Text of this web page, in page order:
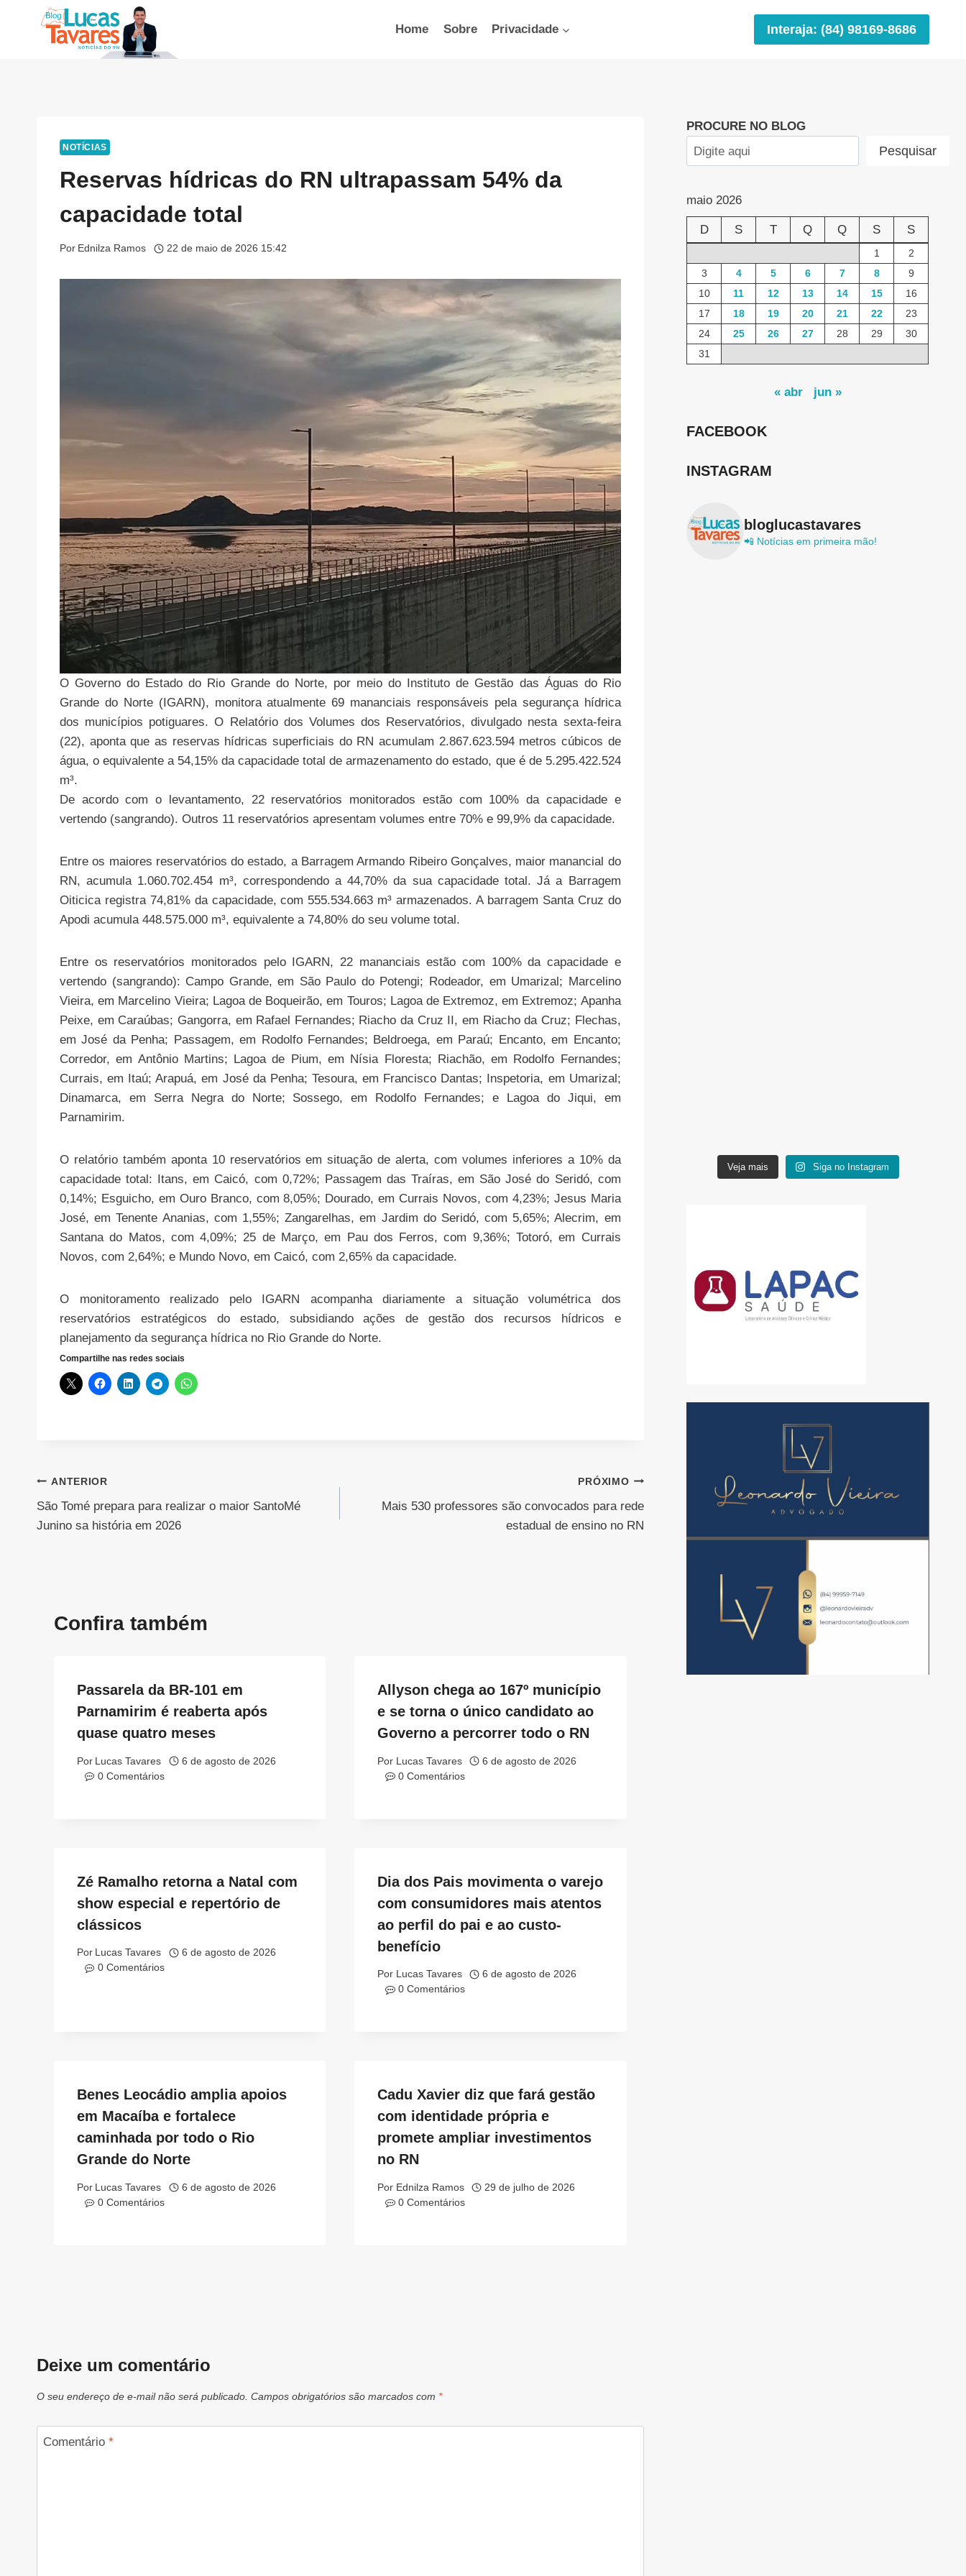
Home Sobre Privacidade Interaja: (84) 98169-8686
NOTÍCIAS
Reservas hídricas do RN ultrapassam 54% da
capacidade total
Por Ednilza Ramos 22 de maio de 2026 15:42
O Governo do Estado do Rio Grande do Norte, por meio do Instituto de Gestão das Águas do Rio
Grande do Norte (IGARN), monitora atualmente 69 mananciais responsáveis pela segurança hídrica
dos municípios potiguares. O Relatório dos Volumes dos Reservatórios, divulgado nesta sexta-feira
(22), aponta que as reservas hídricas superficiais do RN acumulam 2.867.623.594 metros cúbicos de
água, o equivalente a 54,15% da capacidade total de armazenamento do estado, que é de 5.295.422.524
m³.
De acordo com o levantamento, 22 reservatórios monitorados estão com 100% da capacidade e
vertendo (sangrando). Outros 11 reservatórios apresentam volumes entre 70% e 99,9% da capacidade.
Entre os maiores reservatórios do estado, a Barragem Armando Ribeiro Gonçalves, maior manancial do
RN, acumula 1.060.702.454 m³, correspondendo a 44,70% da sua capacidade total. Já a Barragem
Oiticica registra 74,81% da capacidade, com 555.534.663 m³ armazenados. A barragem Santa Cruz do
Apodi acumula 448.575.000 m³, equivalente a 74,80% do seu volume total.
Entre os reservatórios monitorados pelo IGARN, 22 mananciais estão com 100% da capacidade e
vertendo (sangrando): Campo Grande, em São Paulo do Potengi; Rodeador, em Umarizal; Marcelino
Vieira, em Marcelino Vieira; Lagoa de Boqueirão, em Touros; Lagoa de Extremoz, em Extremoz; Apanha
Peixe, em Caraúbas; Gangorra, em Rafael Fernandes; Riacho da Cruz II, em Riacho da Cruz; Flechas,
em José da Penha; Passagem, em Rodolfo Fernandes; Beldroega, em Paraú; Encanto, em Encanto;
Corredor, em Antônio Martins; Lagoa de Pium, em Nísia Floresta; Riachão, em Rodolfo Fernandes;
Currais, em Itaú; Arapuá, em José da Penha; Tesoura, em Francisco Dantas; Inspetoria, em Umarizal;
Dinamarca, em Serra Negra do Norte; Sossego, em Rodolfo Fernandes; e Lagoa do Jiqui, em
Parnamirim.
O relatório também aponta 10 reservatórios em situação de alerta, com volumes inferiores a 10% da
capacidade total: Itans, em Caicó, com 0,72%; Passagem das Traíras, em São José do Seridó, com
0,14%; Esguicho, em Ouro Branco, com 8,05%; Dourado, em Currais Novos, com 4,23%; Jesus Maria
José, em Tenente Ananias, com 1,55%; Zangarelhas, em Jardim do Seridó, com 5,65%; Alecrim, em
Santana do Matos, com 4,09%; 25 de Março, em Pau dos Ferros, com 9,36%; Totoró, em Currais
Novos, com 2,64%; e Mundo Novo, em Caicó, com 2,65% da capacidade.
O monitoramento realizado pelo IGARN acompanha diariamente a situação volumétrica dos
reservatórios estratégicos do estado, subsidiando ações de gestão dos recursos hídricos e
planejamento da segurança hídrica no Rio Grande do Norte.
Compartilhe nas redes sociais
Navegação
de
ANTERIOR
São Tomé prepara para realizar o maior SantoMé
Junino sa história em 2026
PRÓXIMO
Mais 530 professores são convocados para rede
estadual de ensino no RN
Confira também
Passarela da BR-101 em
Parnamirim é reaberta após
quase quatro meses
Por Lucas Tavares
6 de agosto de 2026
0 Comentários
Allyson chega ao 167º município
e se torna o único candidato ao
Governo a percorrer todo o RN
Por Lucas Tavares
6 de agosto de 2026
0 Comentários
Zé Ramalho retorna a Natal com
show especial e repertório de
clássicos
Por Lucas Tavares
6 de agosto de 2026
0 Comentários
Dia dos Pais movimenta o varejo
com consumidores mais atentos
ao perfil do pai e ao custo-
benefício
Por Lucas Tavares
6 de agosto de 2026
0 Comentários
Benes Leocádio amplia apoios
em Macaíba e fortalece
caminhada por todo o Rio
Grande do Norte
Por Lucas Tavares
6 de agosto de 2026
0 Comentários
Cadu Xavier diz que fará gestão
com identidade própria e
promete ampliar investimentos
no RN
Por Ednilza Ramos
29 de julho de 2026
0 Comentários
Deixe um comentário
O seu endereço de e-mail não será publicado. Campos obrigatórios são marcados com *
Comentário *
PROCURE NO BLOG
Pesquisar
maio 2026
D S T Q Q S S
1
2
3
4 5 6 7 8
9
10
11 12 13 14 15
16
17
18 19 20 21 22
23
24
25 26 27 28 29
30
31
« abr jun »
FACEBOOK
INSTAGRAM
bloglucastavares
📲 Notícias em primeira mão!
Veja mais Siga no Instagram